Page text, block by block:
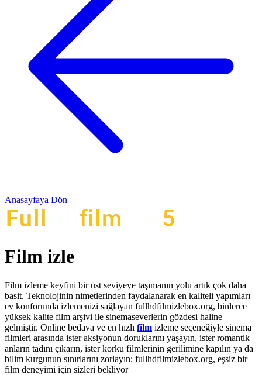
Anasayfaya Dön
Film izle
Film izleme keyfini bir üst seviyeye taşımanın yolu artık çok daha
basit. Teknolojinin nimetlerinden faydalanarak en kaliteli yapımları
ev konforunda izlemenizi sağlayan fullhdfilmizlebox.org, binlerce
yüksek kalite film arşivi ile sinemaseverlerin gözdesi haline
gelmiştir. Online bedava ve en hızlı film izleme seçeneğiyle sinema
filmleri arasında ister aksiyonun doruklarını yaşayın, ister romantik
anların tadını çıkarın, ister korku filmlerinin gerilimine kapılın ya da
bilim kurgunun sınırlarını zorlayın; fullhdfilmizlebox.org, eşsiz bir
film deneyimi için sizleri bekliyor